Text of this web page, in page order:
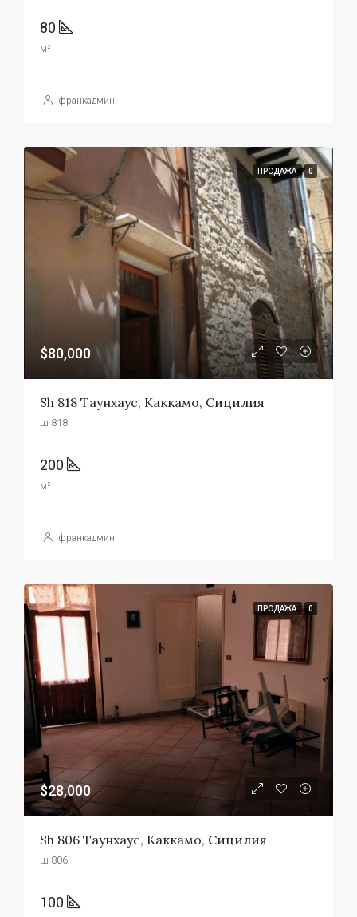
80
м²
франкадмин
ПРОДАЖА 0
$80,000
Sh 818 Таунхаус, Каккамо, Сицилия
ш 818
200
м²
франкадмин
ПРОДАЖА 0
$28,000
Sh 806 Таунхаус, Каккамо, Сицилия
ш 806
100